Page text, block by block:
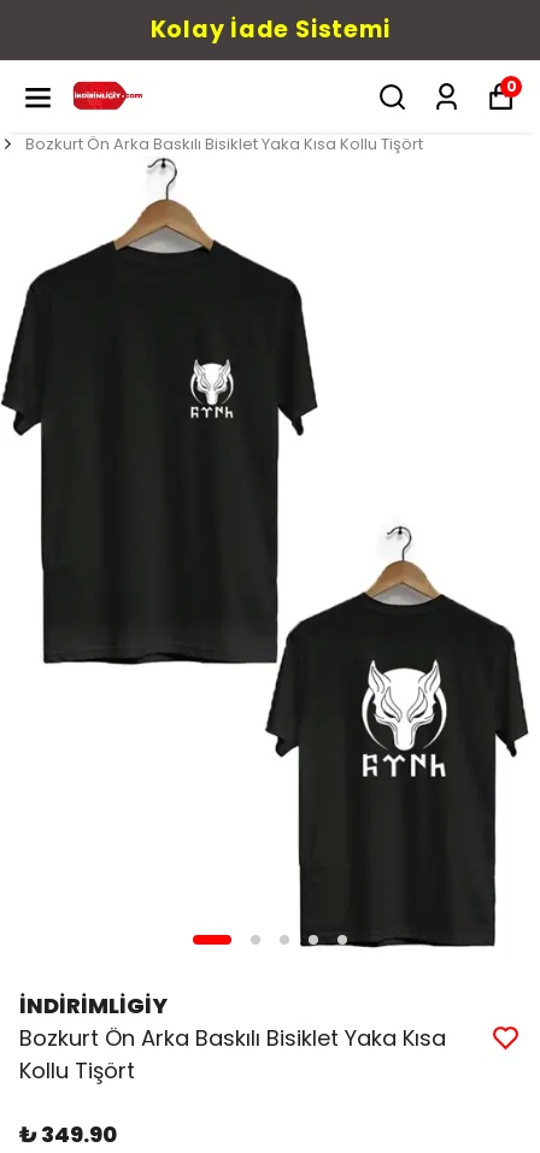
Kolay İade Sistemi
0
Bozkurt Ön Arka Baskılı Bisiklet Yaka Kısa Kollu Tişört
İNDİRİMLİGİY
Bozkurt Ön Arka Baskılı Bisiklet Yaka Kısa
Kollu Tişört
₺ 349.90